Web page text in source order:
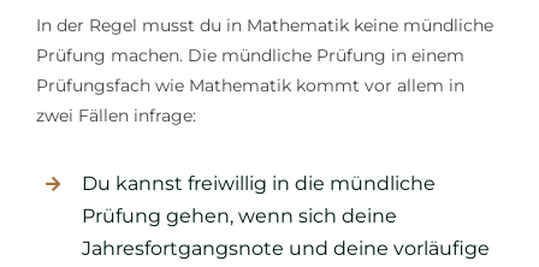
In der Regel musst du in Mathematik keine mündliche
Prüfung machen. Die mündliche Prüfung in einem
Prüfungsfach wie Mathematik kommt vor allem in
zwei Fällen infrage:
Du kannst freiwillig in die mündliche
Prüfung gehen, wenn sich deine
Jahresfortgangsnote und deine vorläufige